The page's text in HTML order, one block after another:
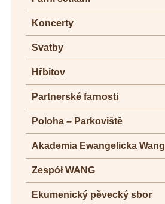
Koncerty
Svatby
Hřbitov
Partnerské farnosti
Poloha – Parkoviště
Akademia Ewangelicka Wang
Zespół WANG
Ekumenický pěvecký sbor